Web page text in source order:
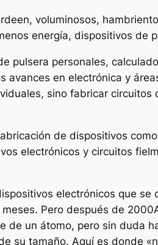
voluminosos,
energía, dispositivos de
pulsera personales,
en electrónica y
sino fabricar circuitos
de dispositivos
electrónicos y circuitos
electrónicos que se
Pero después de
de un átomo, pero sin duda
su tamaño. Aquí es donde